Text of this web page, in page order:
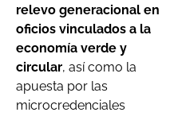
relevo generacional en
oficios vinculados a la
economía verde y
circular, así como la
apuesta por las
microcredenciales